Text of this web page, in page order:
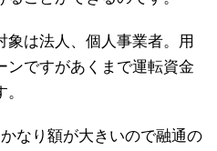
象は法人、個人事業者。用
ンですがあくまで運転資金
なり額が大きいので融通の